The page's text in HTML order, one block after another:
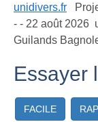
unidivers.fr
- - 22 août 2026
Guilands
Essayer
FACILE